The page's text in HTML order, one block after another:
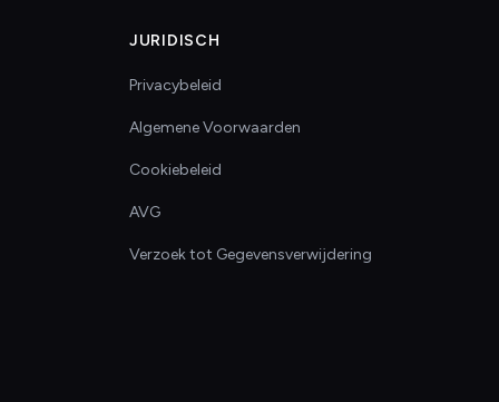
JURIDISCH
Privacybeleid
Algemene Voorwaarden
Cookiebeleid
AVG
Verzoek tot Gegevensverwijdering